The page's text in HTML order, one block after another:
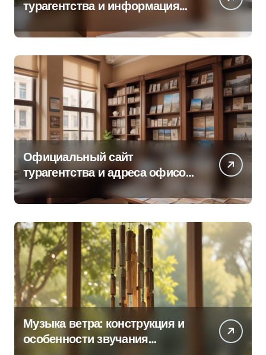
турагентства и информация
Официальный сайт
турагентства и адреса офисов
продаж по регионам
Музыка ветра: конструкция и
особенности звучания